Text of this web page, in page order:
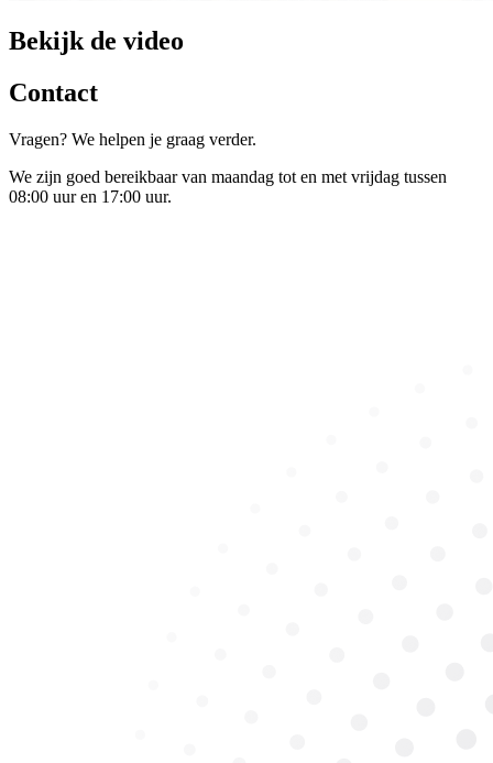
Bekijk de video
Contact
Vragen? We helpen je graag verder.
We zijn goed bereikbaar van maandag tot en met vrijdag tussen
08:00 uur en 17:00 uur.